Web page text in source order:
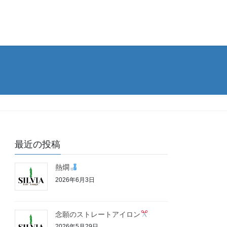
最近の投稿
熱燗
2026年6月3日
念願のストレートアイロン